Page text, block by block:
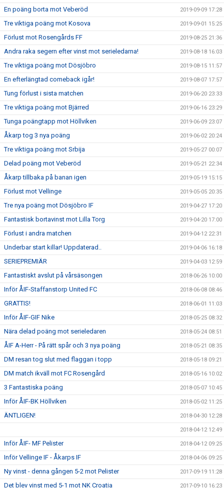
En poäng borta mot Veberöd 2019-09-09 17:28
Tre viktiga poäng mot Kosova 2019-09-01 15:25
Förlust mot Rosengårds FF 2019-08-25 21:36
Andra raka segern efter vinst mot serieledarna! 2019-08-18 16:03
Tre viktiga poäng mot Dösjöbro 2019-08-15 11:57
En efterlängtad comeback igår! 2019-08-07 17:57
Tung förlust i sista matchen 2019-06-20 23:33
Tre viktiga poäng mot Bjärred 2019-06-16 23:29
Tunga poängtapp mot Höllviken 2019-06-09 23:07
Åkarp tog 3 nya poäng 2019-06-02 20:24
Tre viktiga poäng mot Srbija 2019-05-27 00:07
Delad poäng mot Veberöd 2019-05-21 22:34
Åkarp tillbaka på banan igen 2019-05-19 15:15
Förlust mot Vellinge 2019-05-05 20:35
Tre nya poäng mot Dösjöbro IF 2019-04-27 17:20
Fantastisk bortavinst mot Lilla Torg 2019-04-20 17:00
Förlust i andra matchen 2019-04-12 22:31
Underbar start killar! Uppdaterad.. 2019-04-06 16:18
SERIEPREMIÄR 2019-04-03 12:59
Fantastiskt avslut på vårsäsongen 2018-06-26 10:00
Inför ÅIF-Staffanstorp United FC 2018-06-08 08:46
GRATTIS! 2018-06-01 11:03
Inför ÅIF-GIF Nike 2018-05-25 08:32
Nära delad poäng mot serieledaren 2018-05-24 08:51
ÅIF A-Herr - På rätt spår och 3 nya poäng 2018-05-21 08:35
DM resan tog slut med flaggan i topp 2018-05-18 09:21
DM match ikväll mot FC Rosengård 2018-05-16 10:02
3 Fantastiska poäng 2018-05-07 10:45
Inför ÅIF-BK Höllviken 2018-05-02 11:25
ÄNTLIGEN! 2018-04-30 12:28
2018-04-12 12:49
Inför ÅIF- MF Pelister 2018-04-12 09:25
Inför Vellinge IF - Åkarps IF 2018-04-06 09:25
Ny vinst - denna gången 5-2 mot Pelister 2017-09-19 11:28
Det blev vinst med 5-1 mot NK Croatia 2017-09-10 16:23